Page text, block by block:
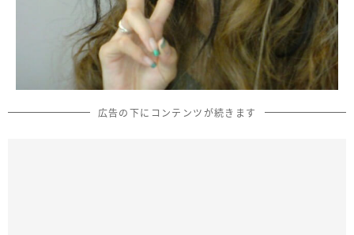
広告の下にコンテンツが続きます